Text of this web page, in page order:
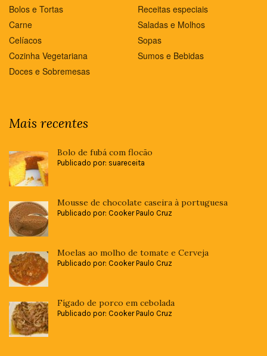
Bolos e Tortas
Carne
Celíacos
Cozinha Vegetariana
Doces e Sobremesas
Receitas especiais
Saladas e Molhos
Sopas
Sumos e Bebidas
Mais recentes
Bolo de fubá com flocão
Publicado por: suareceita
Mousse de chocolate caseira à portuguesa
Publicado por: Cooker Paulo Cruz
Moelas ao molho de tomate e Cerveja
Publicado por: Cooker Paulo Cruz
Fígado de porco em cebolada
Publicado por: Cooker Paulo Cruz